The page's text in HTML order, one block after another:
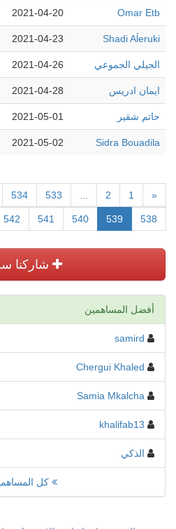
Omar Etb
2021-04-20
Shadi Aĺeruki
2021-04-23
الجيلي الجموعي 2021-04-26
ايمان ادريس 2021-04-28
حاتم شقير 2021-05-01
Sidra Bouadila
2021-05-02
«
1
2
533
534
538
539
540
541
542
شاركنا
أفضل المساهمين
samird
Chergui Khaled
Samia Mkalcha
khalifab13
الذكي
كل